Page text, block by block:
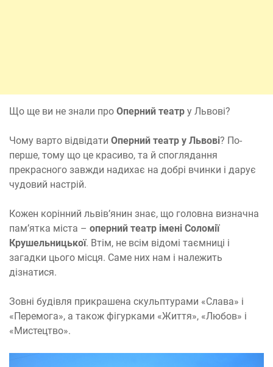
Що ще ви не знали про Оперний театр у Львові?
Чому варто відвідати Оперний театр у Львові? По-
перше, тому що це красиво, та й споглядання
прекрасного завжди надихає на добрі вчинки і дарує
чудовий настрій.
Кожен корінний львів’янин знає, що головна визначна
пам’ятка міста – оперний театр імені Соломії
Крушельницької. Втім, не всім відомі таємниці і
загадки цього місця. Саме них нам і належить
дізнатися.
Зовні будівля прикрашена скульптурами «Слава» і
«Перемога», а також фігурками «Життя», «Любов» і
«Мистецтво».